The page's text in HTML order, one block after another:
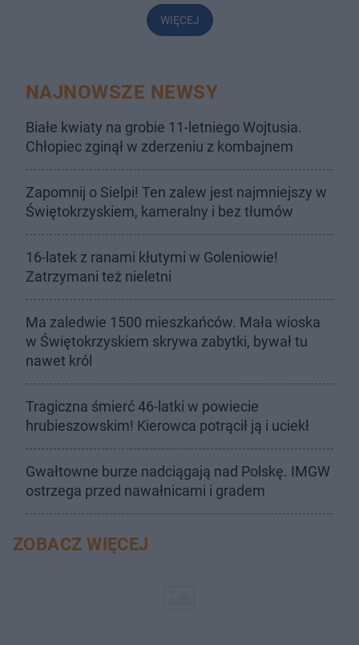
WIĘCEJ
NAJNOWSZE NEWSY
Białe kwiaty na grobie 11-letniego Wojtusia.
Chłopiec zginął w zderzeniu z kombajnem
Zapomnij o Sielpi! Ten zalew jest najmniejszy w
Świętokrzyskiem, kameralny i bez tłumów
16-latek z ranami kłutymi w Goleniowie!
Zatrzymani też nieletni
Ma zaledwie 1500 mieszkańców. Mała wioska
w Świętokrzyskiem skrywa zabytki, bywał tu
nawet król
Tragiczna śmierć 46-latki w powiecie
hrubieszowskim! Kierowca potrącił ją i uciekł
Gwałtowne burze nadciągają nad Polskę. IMGW
ostrzega przed nawałnicami i gradem
ZOBACZ WIĘCEJ